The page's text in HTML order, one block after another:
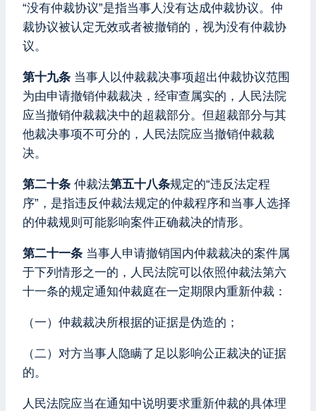
“没有仲裁协议”是指当事人没有达成仲裁协议。仲
裁协议被认定无效或者被撤销的，视为没有仲裁协
议。
第十九条 当事人以仲裁裁决事项超出仲裁协议范围
为由申请撤销仲裁裁决，经审查属实的，人民法院
应当撤销仲裁裁决中的超裁部分。但超裁部分与其
他裁决事项不可分的，人民法院应当撤销仲裁裁
决。
第二十条 仲裁法第五十八条规定的“违反法定程
序”，是指违反仲裁法规定的仲裁程序和当事人选择
的仲裁规则可能影响案件正确裁决的情形。
第二十一条 当事人申请撤销国内仲裁裁决的案件属
于下列情形之一的，人民法院可以依照仲裁法第六
十一条的规定通知仲裁庭在一定期限内重新仲裁：
（一）仲裁裁决所根据的证据是伪造的；
（二）对方当事人隐瞒了足以影响公正裁决的证据
的。
人民法院应当在通知中说明要求重新仲裁的具体理